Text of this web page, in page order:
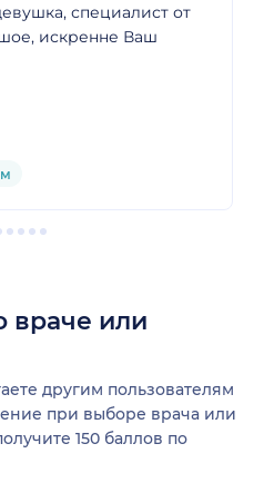
специалист от
искренне Ваш
враче или
другим пользователям
при выборе врача или
150 баллов по